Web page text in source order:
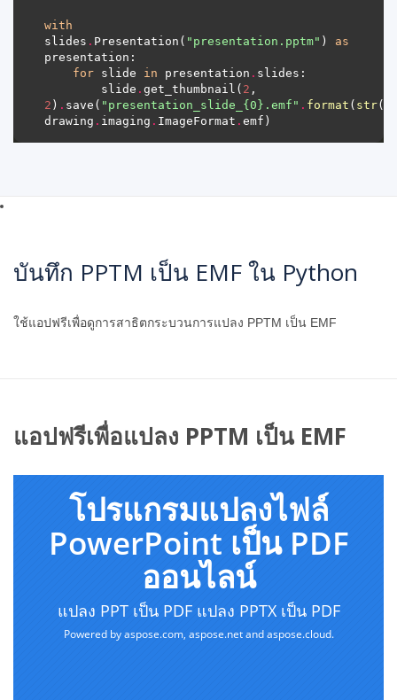
with
slides . Presentation( "presentation.pptm" ) as
for slide in presentation .
        slide
. get_thumbnail( 2
2 ) . save( "presentation_slide_ {0} .emf" . format ( str
drawing . imaging . ImageFormat .
บันทึก PPTM เป็น EMF ใน Python
ใช้แอปฟรีเพื่อดูการสาธิตกระบวนการแปลง PPTM เป็น EMF
แอปฟรีเพื่อแปลง PPTM เป็น EMF